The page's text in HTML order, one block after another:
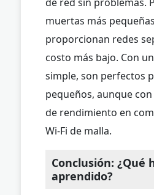
muertas más
proporcionan redes
costo más bajo. Con
simple, son perfectos
pequeños, aunque
de rendimiento en
Wi-Fi de malla.
Conclusión: ¿Qué
aprendido?